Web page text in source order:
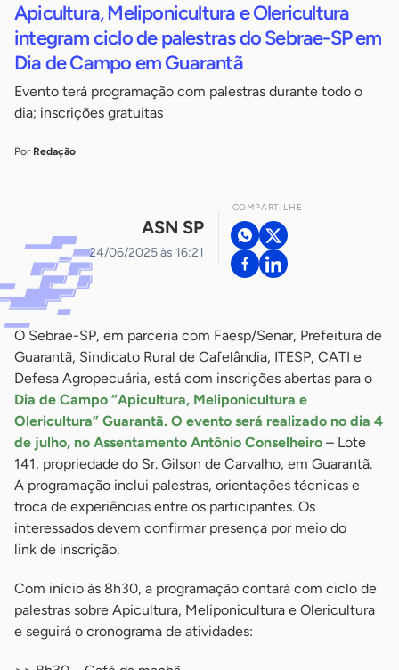
Apicultura, Meliponicultura e Olericultura
integram ciclo de palestras do Sebrae-SP em
Dia de Campo em Guarantã
Evento terá programação com palestras durante todo o
dia; inscrições gratuitas
Por Redação
ASN SP
24/06/2025 às 16:21
COMPARTILHE
O Sebrae-SP, em parceria com Faesp/Senar, Prefeitura de
Guarantã, Sindicato Rural de Cafelândia, ITESP, CATI e
Defesa Agropecuária, está com inscrições abertas para o
Dia de Campo “Apicultura, Meliponicultura e
Olericultura” Guarantã. O evento será realizado no dia 4
de julho, no Assentamento Antônio Conselheiro – Lote
141, propriedade do Sr. Gilson de Carvalho, em Guarantã.
A programação inclui palestras, orientações técnicas e
troca de experiências entre os participantes. Os
interessados devem confirmar presença por meio do
link de inscrição.
Com início às 8h30, a programação contará com ciclo de
palestras sobre Apicultura, Meliponicultura e Olericultura
e seguirá o cronograma de atividades: